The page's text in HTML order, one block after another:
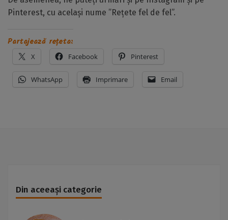
Pinterest, cu același nume ”Rețete fel de fel”.
Partajează rețeta:
X Facebook Pinterest
WhatsApp Imprimare Email
Din aceeași categorie